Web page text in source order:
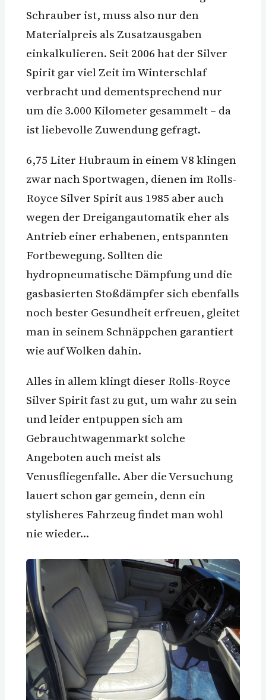
Schrauber ist, muss also nur den
Materialpreis als Zusatzausgaben
einkalkulieren. Seit 2006 hat der Silver
Spirit gar viel Zeit im Winterschlaf
verbracht und dementsprechend nur
um die 3.000 Kilometer gesammelt – da
ist liebevolle Zuwendung gefragt.
6,75 Liter Hubraum in einem V8 klingen
zwar nach Sportwagen, dienen im Rolls-
Royce Silver Spirit aus 1985 aber auch
wegen der Dreigangautomatik eher als
Antrieb einer erhabenen, entspannten
Fortbewegung. Sollten die
hydropneumatische Dämpfung und die
gasbasierten Stoßdämpfer sich ebenfalls
noch bester Gesundheit erfreuen, gleitet
man in seinem Schnäppchen garantiert
wie auf Wolken dahin.
Alles in allem klingt dieser Rolls-Royce
Silver Spirit fast zu gut, um wahr zu sein
und leider entpuppen sich am
Gebrauchtwagenmarkt solche
Angeboten auch meist als
Venusfliegenfalle. Aber die Versuchung
lauert schon gar gemein, denn ein
stylisheres Fahrzeug findet man wohl
nie wieder…